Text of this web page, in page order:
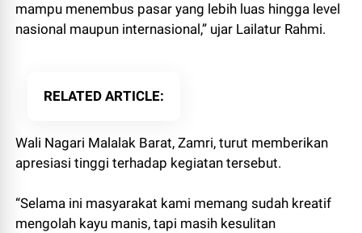
mampu menembus pasar yang lebih luas hingga level
nasional maupun internasional,” ujar Lailatur Rahmi.
RELATED ARTICLE
Wali Nagari Malalak Barat, Zamri, turut memberikan
apresiasi tinggi terhadap kegiatan tersebut.
“Selama ini masyarakat kami memang sudah kreatif
mengolah kayu manis, tapi masih kesulitan